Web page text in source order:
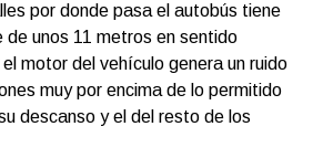
por donde pasa el autobús tiene
de unos 11 metros en sentido
motor del vehículo genera un ruido
muy por encima de lo permitido
descanso y el del resto de los